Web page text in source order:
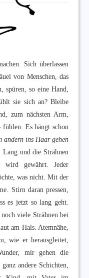
Sich überlassen
von Menschen, das
spüren, so eine Hand,
sie sich an? Bleibe
zum nächsten Arm,
Es hängt schon
andern ins Haar gehen
Lang und die Strähnen
wird gewährt. Jeder
was nicht. Mit der
Stirn daran pressen,
es jetzt so lang geht.
viele Strähnen bei
am Hals. Atemnähe,
wie er herausgleitet,
mir gehen die
andere Schichten,